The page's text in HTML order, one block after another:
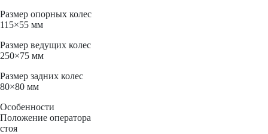
Размер опорных колес
115×55 мм
Размер ведущих колес
250×75 мм
Размер задних колес
80×80 мм
Особенности
Положение оператора
стоя